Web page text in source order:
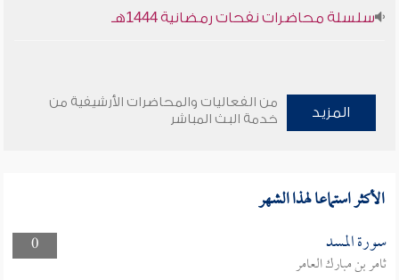
سلسلة محاضرات نفحات رمضانية 1444هـ
المزيد
من الفعاليات والمحاضرات الأرشيفية من
خدمة البث المباشر
الأكثر استماعا لهذا الشهر
0 سورة المسد
ثامر بن مبارك العامر